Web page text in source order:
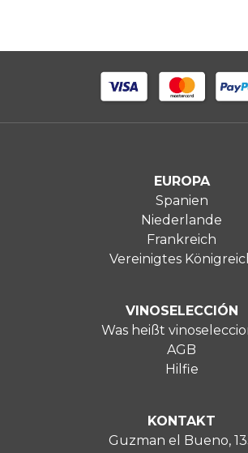
EUROPA
Spanien
Niederlande
Frankreich
Vereinigtes
VINOSELECCIÓN
Was heißt
AGB
Hilfie
KONTAKT
Guzman el Bueno,